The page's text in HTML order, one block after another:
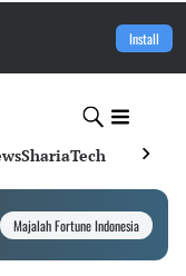
Install
ShariaTech
Majalah Fortune Indonesia